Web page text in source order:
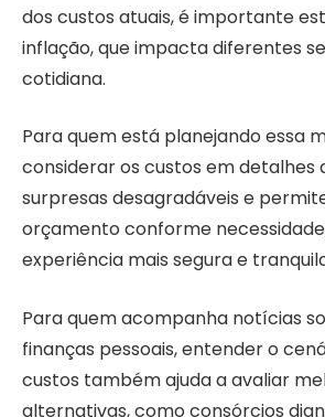
dos custos atuais, é importante
inflação, que impacta diferentes
cotidiana.
Para quem está planejando essa
considerar os custos em detalhes
surpresas desagradáveis e
orçamento conforme
experiência mais segura e
Para quem acompanha notícias
finanças pessoais, entender o
custos também ajuda a avaliar
alternativas, como consórcios